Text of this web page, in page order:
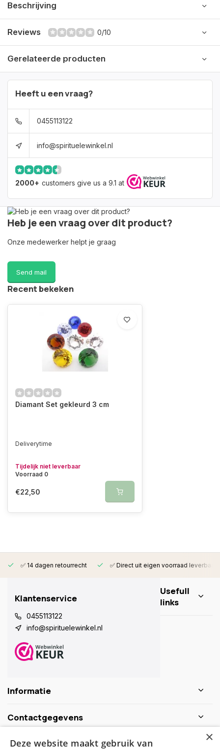
Beschrijving
Reviews 0/10
Gerelateerde producten
Heeft u een vraag?
0455113122
info@spirituelewinkel.nl
2000+ customers give us a 9.1 at
Heb je een vraag over dit product?
Onze medewerker helpt je graag
Send mail
Recent bekeken
Diamant Set gekleurd 3 cm
Deliverytime
Tijdelijk niet leverbaar
Voorraad 0
€22,50
✅ 14 dagen retourrecht ✅ Direct uit eigen voorraad leverbaar
Klantenservice
0455113122
info@spirituelewinkel.nl
Usefull
links
Informatie
Contactgegevens
×
Deze website maakt gebruik van